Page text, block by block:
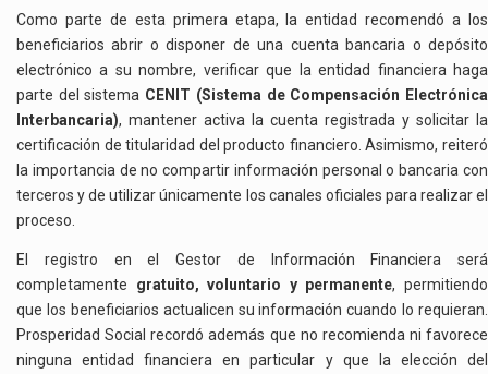
Como parte de esta primera etapa, la entidad recomendó a los
beneficiarios abrir o disponer de una cuenta bancaria o depósito
electrónico a su nombre, verificar que la entidad financiera haga
parte del sistema CENIT (Sistema de Compensación Electrónica
Interbancaria), mantener activa la cuenta registrada y solicitar la
certificación de titularidad del producto financiero. Asimismo, reiteró
la importancia de no compartir información personal o bancaria con
terceros y de utilizar únicamente los canales oficiales para realizar el
proceso.
El registro en el Gestor de Información Financiera será
completamente gratuito, voluntario y permanente, permitiendo
que los beneficiarios actualicen su información cuando lo requieran.
Prosperidad Social recordó además que no recomienda ni favorece
ninguna entidad financiera en particular y que la elección del